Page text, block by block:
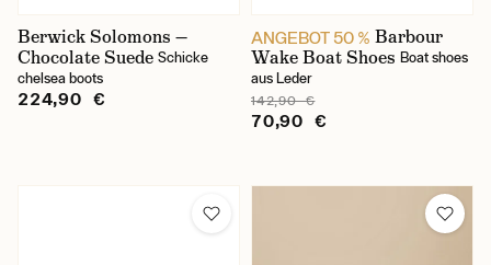
44,5
44/45
Berwick Solomons —
Chocolate Suede Schicke
chelsea boots
224,90 €
ANGEBOT 50 % Barbour
Wake Boat Shoes Boat shoes
aus Leder
142,90 €
70,90 €